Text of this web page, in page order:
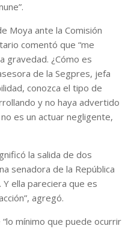
Moya ante la Comisión
comentó que “me
gravedad. ¿Cómo es
de la Segpres, jefa
conozca el tipo de
y no haya advertido
es un actuar negligente,
la salida de dos
senadora de la República
ella pareciera que es
agregó.
mínimo que puede ocurrir